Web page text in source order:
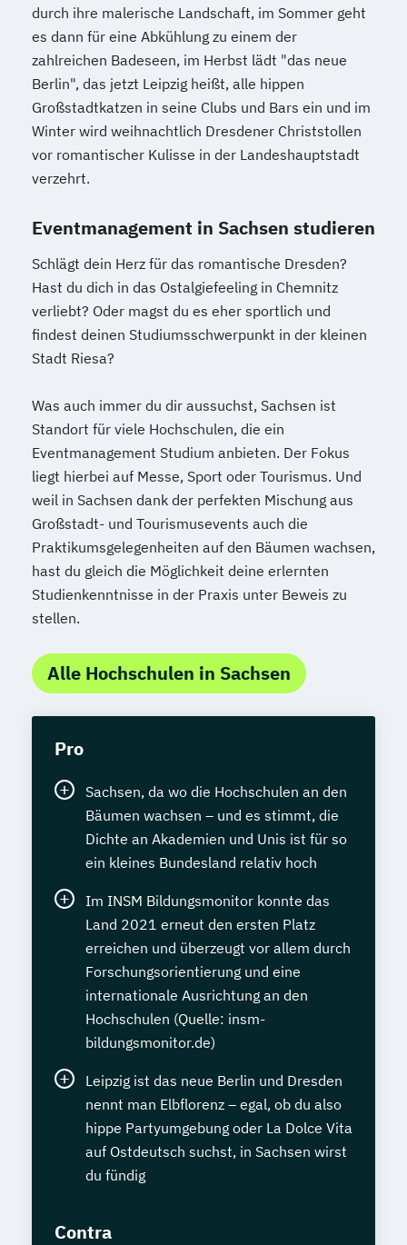
durch ihre malerische Landschaft, im Sommer geht
es dann für eine Abkühlung zu einem der
zahlreichen Badeseen, im Herbst lädt "das neue
Berlin", das jetzt Leipzig heißt, alle hippen
Großstadtkatzen in seine Clubs und Bars ein und im
Winter wird weihnachtlich Dresdener Christstollen
vor romantischer Kulisse in der Landeshauptstadt
verzehrt.
Eventmanagement in Sachsen studieren
Schlägt dein Herz für das romantische Dresden?
Hast du dich in das Ostalgiefeeling in Chemnitz
verliebt? Oder magst du es eher sportlich und
findest deinen Studiumsschwerpunkt in der kleinen
Stadt Riesa?
Was auch immer du dir aussuchst, Sachsen ist
Standort für viele Hochschulen, die ein
Eventmanagement Studium anbieten. Der Fokus
liegt hierbei auf Messe, Sport oder Tourismus. Und
weil in Sachsen dank der perfekten Mischung aus
Großstadt- und Tourismusevents auch die
Praktikumsgelegenheiten auf den Bäumen wachsen,
hast du gleich die Möglichkeit deine erlernten
Studienkenntnisse in der Praxis unter Beweis zu
stellen.
Alle Hochschulen in Sachsen
Pro
Sachsen, da wo die Hochschulen an den
Bäumen wachsen – und es stimmt, die
Dichte an Akademien und Unis ist für so
ein kleines Bundesland relativ hoch
Im INSM Bildungsmonitor konnte das
Land 2021 erneut den ersten Platz
erreichen und überzeugt vor allem durch
Forschungsorientierung und eine
internationale Ausrichtung an den
Hochschulen (Quelle: insm-
bildungsmonitor.de)
Leipzig ist das neue Berlin und Dresden
nennt man Elbflorenz – egal, ob du also
hippe Partyumgebung oder La Dolce Vita
auf Ostdeutsch suchst, in Sachsen wirst
du fündig
Contra